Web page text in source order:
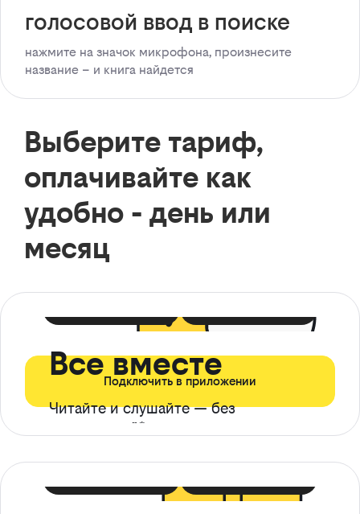
голосовой ввод в поиске
нажмите на значок микрофона, произнесите
название – и книга найдется
Выберите тариф,
оплачивайте как
удобно - день или
месяц
Все вместе
Читайте и слушайте — без
ограничений*
Подключить в приложении